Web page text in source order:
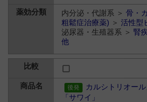
内分泌・代謝系 ＞骨・
粗鬆症治療薬) ＞活性型
泌尿器・生殖器系 ＞腎
他
カルシトリオー
「サワイ」